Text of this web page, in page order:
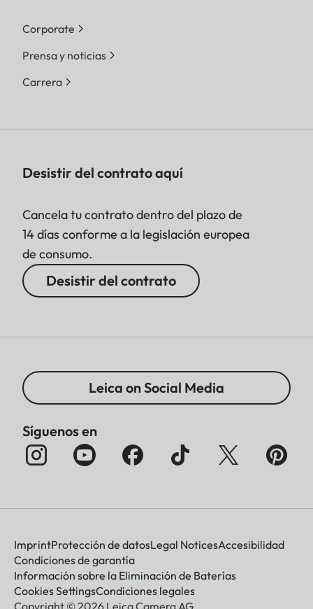
Corporate
Prensa y noticias
Carrera
Desistir del contrato aquí
Cancela tu contrato dentro del plazo de
14 días conforme a la legislación europea
de consumo.
Desistir del contrato
Leica on Social Media
Síguenos en
ImprintProtección de datosLegal NoticesAccesibilidad
Condiciones de garantía
Información sobre la Eliminación de Baterías
Cookies SettingsCondiciones legales